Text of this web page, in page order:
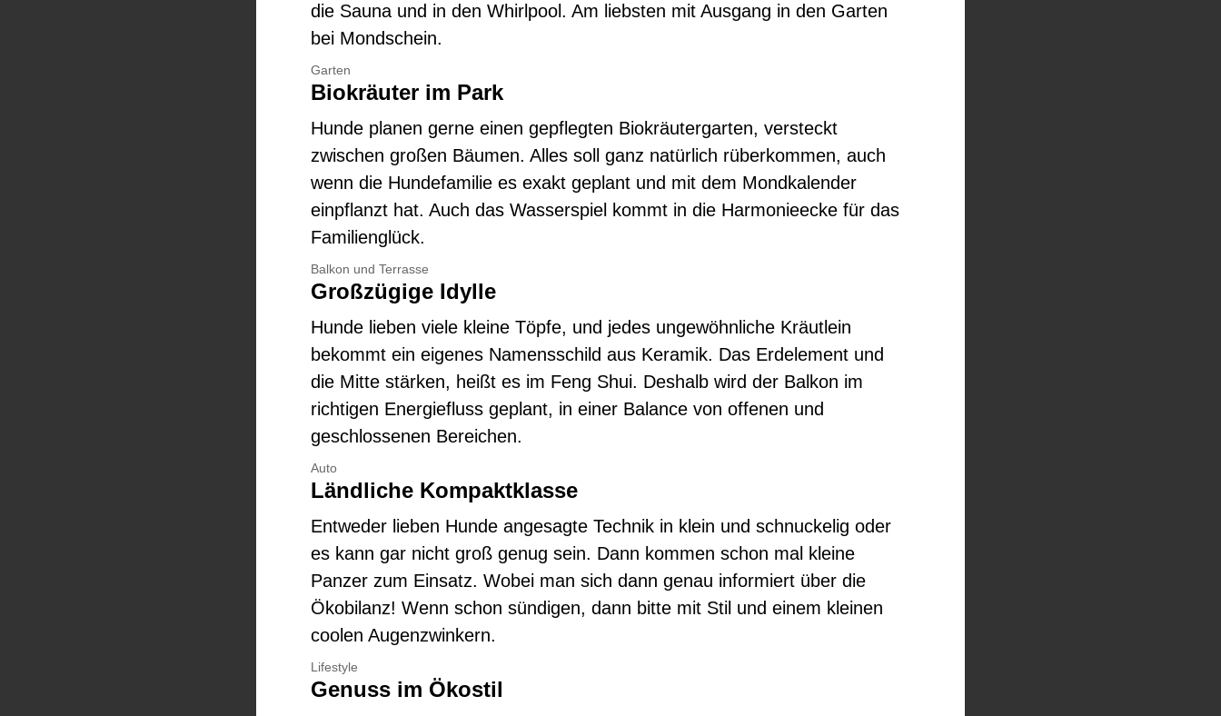
die Sauna und in den Whirlpool. Am liebsten mit Ausgang in den Garten
bei Mondschein.
Garten
Biokräuter im Park
Hunde planen gerne einen gepflegten Biokräutergarten, versteckt
zwischen großen Bäumen. Alles soll ganz natürlich rüberkommen, auch
wenn die Hundefamilie es exakt geplant und mit dem Mondkalender
einpflanzt hat. Auch das Wasserspiel kommt in die Harmonieecke für das
Familienglück.
Balkon und Terrasse
Großzügige Idylle
Hunde lieben viele kleine Töpfe, und jedes ungewöhnliche Kräutlein
bekommt ein eigenes Namensschild aus Keramik. Das Erdelement und
die Mitte stärken, heißt es im Feng Shui. Deshalb wird der Balkon im
richtigen Energiefluss geplant, in einer Balance von offenen und
geschlossenen Bereichen.
Auto
Ländliche Kompaktklasse
Entweder lieben Hunde angesagte Technik in klein und schnuckelig oder
es kann gar nicht groß genug sein. Dann kommen schon mal kleine
Panzer zum Einsatz. Wobei man sich dann genau informiert über die
Ökobilanz! Wenn schon sündigen, dann bitte mit Stil und einem kleinen
coolen Augenzwinkern.
Lifestyle
Genuss im Ökostil